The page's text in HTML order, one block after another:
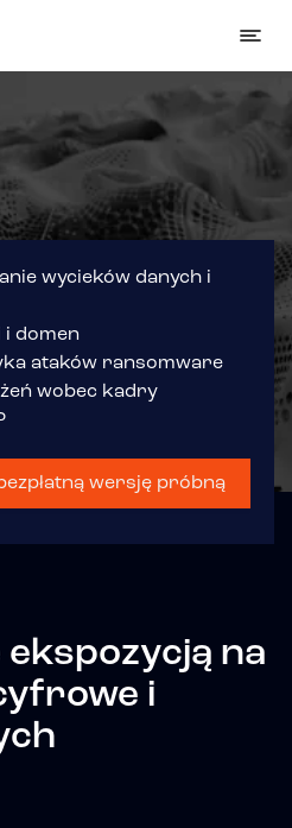
wycieków danych i
domen
ataków ransomware
wobec kadry
wersję próbną
na
i